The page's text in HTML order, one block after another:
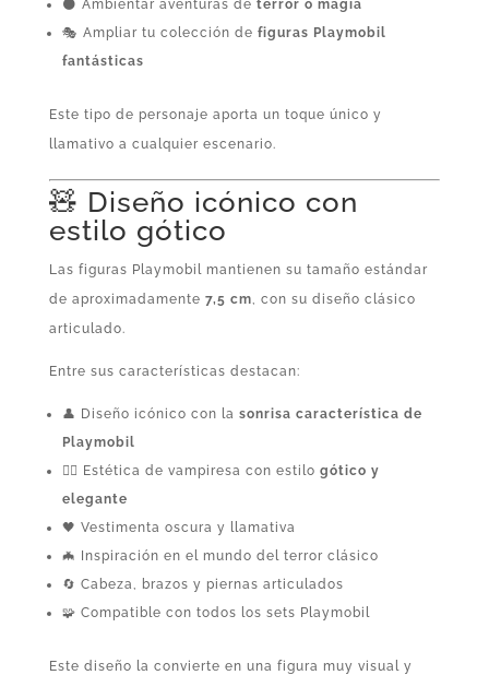
🌑 Ambientar aventuras de terror o magia
🎭 Ampliar tu colección de figuras Playmobil
fantásticas
Este tipo de personaje aporta un toque único y
llamativo a cualquier escenario.
🧸 Diseño icónico con
estilo gótico
Las figuras Playmobil mantienen su tamaño estándar
de aproximadamente 7,5 cm , con su diseño clásico
articulado.
Entre sus características destacan:
👤 Diseño icónico con la sonrisa característica de
Playmobil
🧛‍♀️ Estética de vampiresa con estilo gótico y
elegante
🖤 Vestimenta oscura y llamativa
🦇 Inspiración en el mundo del terror clásico
🔄 Cabeza, brazos y piernas articulados
🧩 Compatible con todos los sets Playmobil
Este diseño la convierte en una figura muy visual y